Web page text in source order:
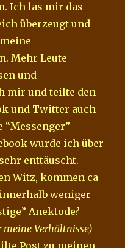
Ich las mir das
überzeugt und
Mehr Leute
und
mir und teilte den
und Twitter auch
wurde ich über
enttäuscht.
Witz, kommen ca
weniger
Anektode?
meine Verhältnisse)